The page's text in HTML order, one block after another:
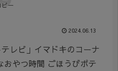
ピー
2024.06.13
レビ」イマドキのコーナ
おやつ時間 ごほうびポテ